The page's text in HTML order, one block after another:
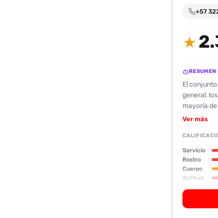
+57
★
RESUMEN
El
general,
mayoría
pero al
describe
actitud, la
de la
fuerte
Ver más
Servicio
Rostro
Cuerpo
Actitud